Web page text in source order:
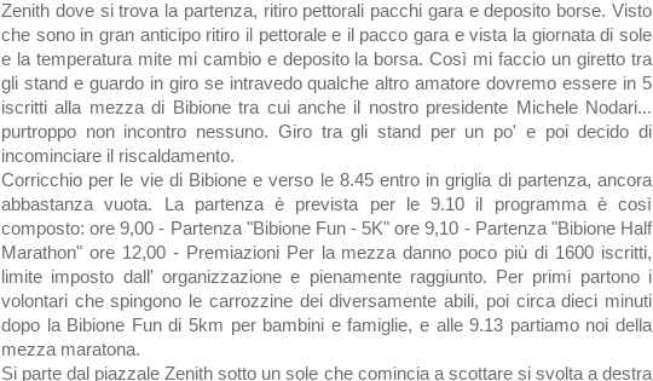
Zenith dove si trova la partenza, ritiro pettorali pacchi gara e deposito borse. Visto
che sono in gran anticipo ritiro il pettorale e il pacco gara e vista la giornata di sole
e la temperatura mite mi cambio e deposito la borsa. Così mi faccio un giretto tra
gli stand e guardo in giro se intravedo qualche altro amatore dovremo essere in 5
iscritti alla mezza di Bibione tra cui anche il nostro presidente Michele Nodari...
purtroppo non incontro nessuno. Giro tra gli stand per un po' e poi decido di
incominciare il riscaldamento.
Corricchio per le vie di Bibione e verso le 8.45 entro in griglia di partenza, ancora
abbastanza vuota. La partenza è prevista per le 9.10 il programma è così
composto: ore 9,00 - Partenza "Bibione Fun - 5K" ore 9,10 - Partenza "Bibione Half
Marathon" ore 12,00 - Premiazioni Per la mezza danno poco più di 1600 iscritti,
limite imposto dall' organizzazione e pienamente raggiunto. Per primi partono i
volontari che spingono le carrozzine dei diversamente abili, poi circa dieci minuti
dopo la Bibione Fun di 5km per bambini e famiglie, e alle 9.13 partiamo noi della
mezza maratona.
Si parte dal piazzale Zenith sotto un sole che comincia a scottare si svolta a destra